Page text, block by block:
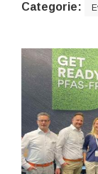
Categorie: